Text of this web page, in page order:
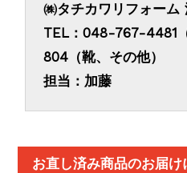
㈱タチカワリフォー
TEL：048-767-4481
804（靴、その他）
担当：加藤
お直し済み商品のお届け